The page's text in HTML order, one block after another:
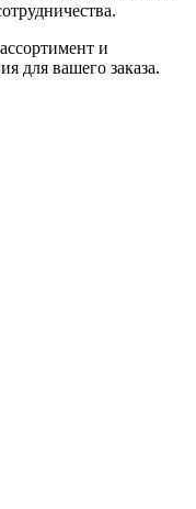
и
для вашего заказа.